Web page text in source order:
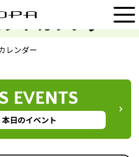
トカレンダー
EVENT
レンダー
EVENTS
本日のイベント